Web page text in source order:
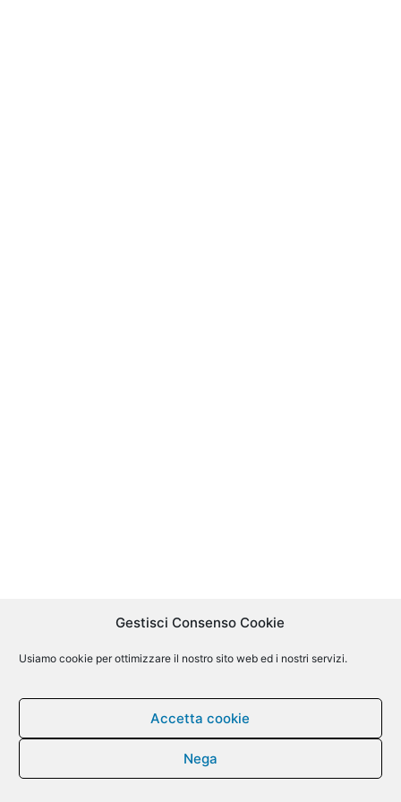
Gestisci Consenso Cookie
Usiamo cookie per ottimizzare il nostro sito web ed i nostri servizi.
Accetta cookie
Nega